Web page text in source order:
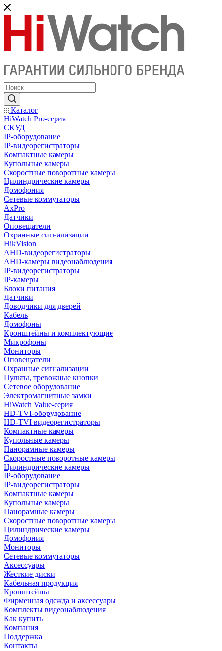
Каталог
HiWatch Pro-серия
CКУД
IP-оборудование
IP-видеорегистраторы
Компактные камеры
Купольные камеры
Скоростные поворотные камеры
Цилиндрические камеры
Домофония
Сетевые коммутаторы
AxPro
Датчики
Оповещатели
Охранные сигнализации
HikVision
AHD-видеорегистраторы
AHD-камеры видеонаблюдения
IP-видеорегистраторы
IP-камеры
Блоки питания
Датчики
Доводчики для дверей
Кабель
Домофоны
Кронштейны и комплектующие
Микрофоны
Мониторы
Оповещатели
Охранные сигнализации
Пульты, тревожные кнопки
Сетевое оборудование
Электромагнитные замки
HiWatch Value-серия
HD-TVI-оборудование
HD-TVI видеорегистраторы
Компактные камеры
Купольные камеры
Панорамные камеры
Скоростные поворотные камеры
Цилиндрические камеры
IP-оборудование
IP-видеорегистраторы
Компактные камеры
Купольные камеры
Панорамные камеры
Скоростные поворотные камеры
Цилиндрические камеры
Домофония
Мониторы
Сетевые коммутаторы
Аксессуары
Жесткие диски
Кабельная продукция
Кронштейны
Фирменная одежда и аксессуары
Комплекты видеонаблюдения
Как купить
Компания
Поддержка
Контакты